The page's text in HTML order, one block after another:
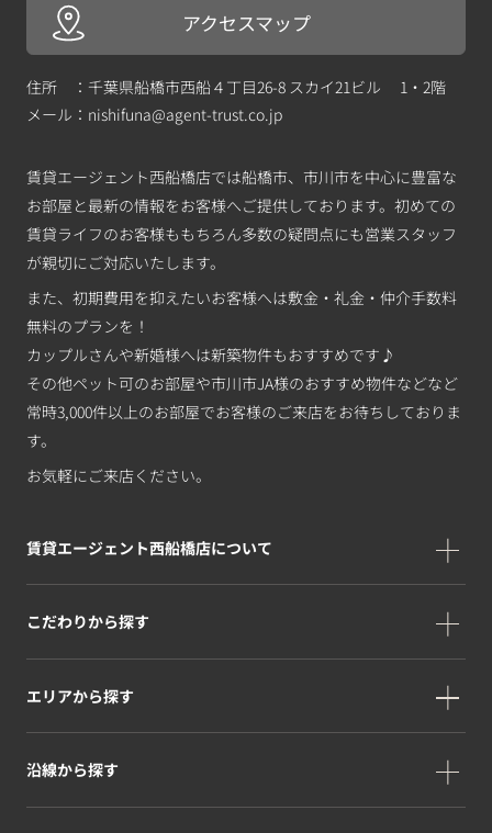
アクセスマップ
住所 ：千葉県船橋市西船４丁目26-8 スカイ21ビル 1・2階
メール： nishifuna@agent-trust.co.jp
賃貸エージェント西船橋店では船橋市、市川市を中心に豊富な
お部屋と最新の情報をお客様へご提供しております。初めての
賃貸ライフのお客様ももちろん多数の疑問点にも営業スタッフ
が親切にご対応いたします。
また、初期費用を抑えたいお客様へは敷金・礼金・仲介手数料
無料のプランを！
カップルさんや新婚様へは新築物件もおすすめです♪
その他ペット可のお部屋や市川市JA様のおすすめ物件などなど
常時3,000件以上のお部屋でお客様のご来店をお待ちしておりま
す。
お気軽にご来店ください。
賃貸エージェント西船橋店について
こだわりから探す
エリアから探す
沿線から探す